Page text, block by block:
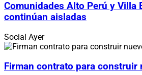
Comunidades Alto Perú y Villa
continúan aisladas
Social Ayer
Firman contrato para construir